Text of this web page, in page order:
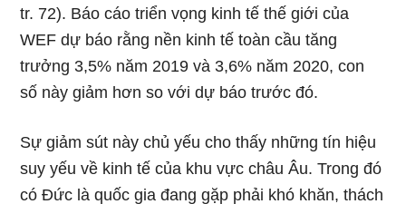
tr. 72). Báo cáo triển vọng kinh tế thế giới của
WEF dự báo rằng nền kinh tế toàn cầu tăng
trưởng 3,5% năm 2019 và 3,6% năm 2020, con
số này giảm hơn so với dự báo trước đó.
Sự giảm sút này chủ yếu cho thấy những tín hiệu
suy yếu về kinh tế của khu vực châu Âu. Trong đó
có Đức là quốc gia đang gặp phải khó khăn, thách